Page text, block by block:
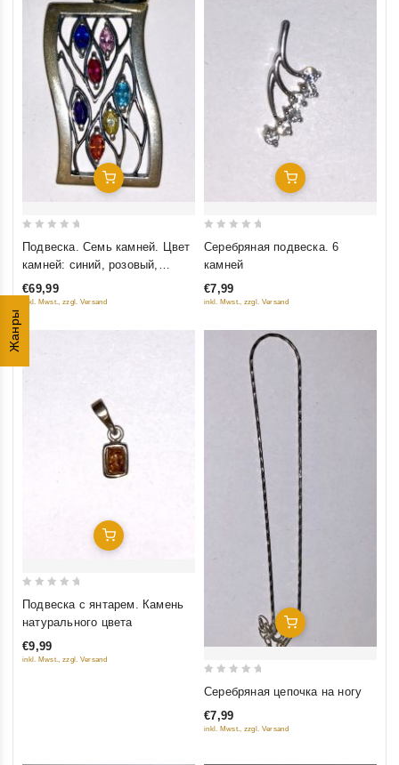
Жанры
Добавить В Корзину
out
5
Подвеска. Семь камней. Цвет
камней: синий, розовый,
малиновый, голубой,
фиолетовый, желтый,
€69,99
inkl. Mwst., zzgl. Versand
Добавить В Корзину
out
5
Серебряная подвеска. 6
камней
€7,99
inkl. Mwst., zzgl. Versand
Добавить В Корзину
out
5
Подвеска с янтарем. Камень
натурального цвета
€9,99
inkl. Mwst., zzgl. Versand
Добавить В Корзину
out
of
Серебряная цепочка на ногу
€7,99
inkl. Mwst., zzgl. Versand